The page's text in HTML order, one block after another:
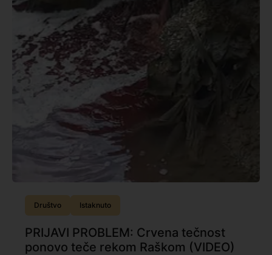
Društvo Istaknuto
PRIJAVI PROBLEM: Crvena tečnost
ponovo teče rekom Raškom (VIDEO)